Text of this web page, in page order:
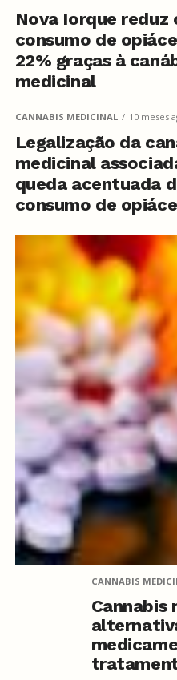
Nova Iorque reduz
consumo de
22% graças à
medicinal
CANNABIS MEDICINAL 10 meses
Legalização da
medicinal
queda acentuada
consumo de
CANNABIS
Cannabis